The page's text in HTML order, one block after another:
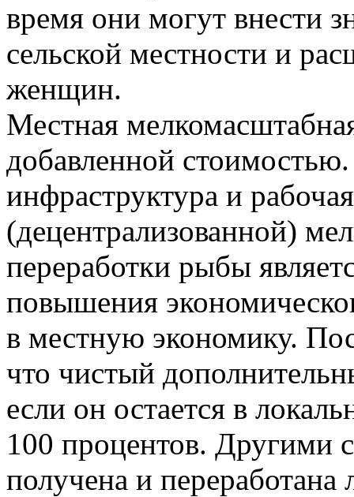
время они могут внести
сельской местности и
женщин.
Местная
добавленной
инфраструктура и
(децентрализованной)
переработки рыбы
повышения
в местную экономику.
что чистый
если он остается в
100 процентов. Другими
получена и переработана